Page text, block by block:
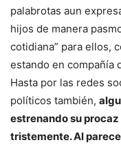
palabrotas aun
hijos de manera
cotidiana” para ellos,
estando en compañía
Hasta por las redes
políticos también,
estrenando su
tristemente. Al